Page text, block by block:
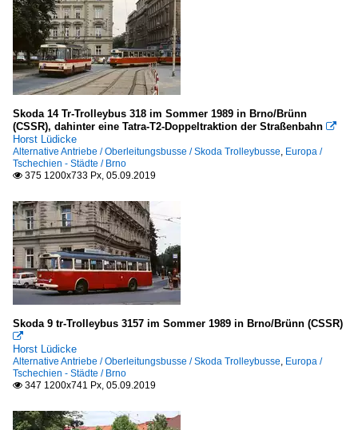
Skoda 14 Tr-Trolleybus 318 im Sommer 1989 in Brno/Brünn
(CSSR), dahinter eine Tatra-T2-Doppeltraktion der Straßenbahn 
Horst Lüdicke
Alternative Antriebe / Oberleitungsbusse / Skoda Trolleybusse Europa /
Tschechien - Städte / Brno
 375 1200x733 Px, 05.09.2019
Skoda 9 tr-Trolleybus 3157 im Sommer 1989 in Brno/Brünn (CSSR)

Horst Lüdicke
Alternative Antriebe / Oberleitungsbusse / Skoda Trolleybusse Europa /
Tschechien - Städte / Brno
 347 1200x741 Px, 05.09.2019